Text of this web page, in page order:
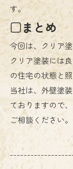
す。
□まとめ
今回は、クリア
クリア塗装には
の住宅の状態と
当社は、外壁塗
ておりますので
ご相談ください。